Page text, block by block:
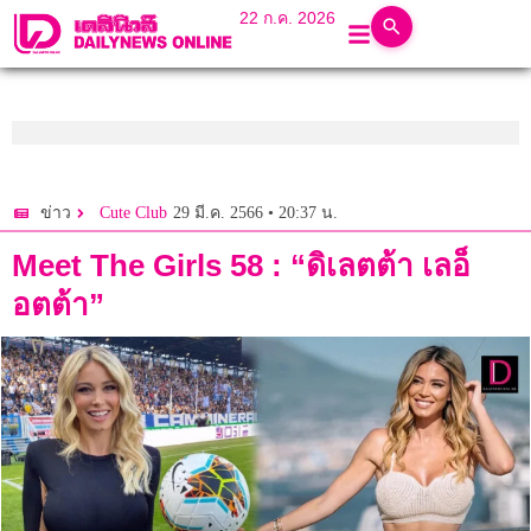
22 ก.ค. 2026
ข่าว Cute Club 29 มี.ค. 2566 • 20:37 น.
Meet The Girls 58 : “ดิเลตต้า เลอ็
อตต้า”